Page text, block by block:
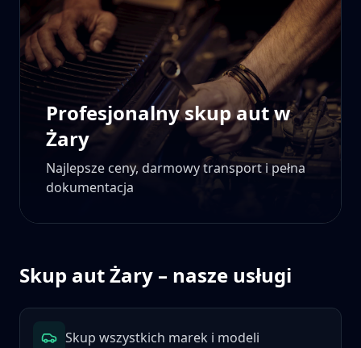
Profesjonalny skup aut w
Żary
Najlepsze ceny, darmowy transport i pełna
dokumentacja
Skup autŻary – nasze usługi
Skup wszystkich marek i modeli